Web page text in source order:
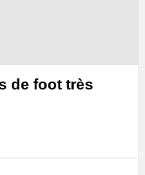
de foot très